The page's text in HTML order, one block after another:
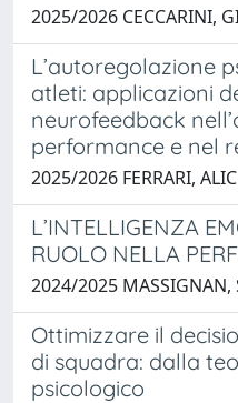
2025/2026 CECCARINI,
L’autoregolazione
atleti: applicazioni
neurofeedback
performance e nel
2025/2026 FERRARI,
L’INTELLIGENZA
RUOLO NELLA
2024/2025 MASSIGNAN,
Ottimizzare il
di squadra: dalla
psicologico